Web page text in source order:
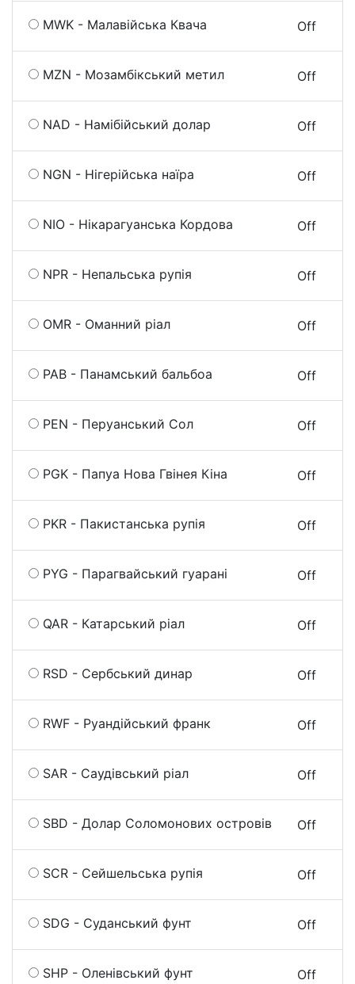
MWK - Малавійська Квача Off
MZN - Мозамбікський метил Off
NAD - Намібійський долар Off
NGN - Нігерійська наїра Off
NIO - Нікарагуанська Кордова Off
NPR - Непальська рупія Off
OMR - Оманний ріал Off
PAB - Панамський бальбоа Off
PEN - Перуанський Сол Off
PGK - Папуа Нова Гвінея Кіна Off
PKR - Пакистанська рупія Off
PYG - Парагвайський гуарані Off
QAR - Катарський ріал Off
RSD - Сербський динар Off
RWF - Руандійський франк Off
SAR - Саудівський ріал Off
SBD - Долар Соломонових островів
On Off
SCR - Сейшельська рупія Off
SDG - Суданський фунт Off
SHP - Оленівський фунт Off